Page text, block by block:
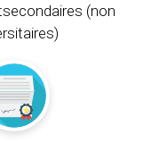
(non